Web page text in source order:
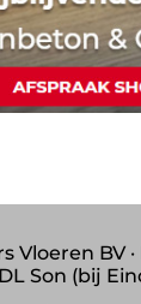
Vloeren BV
DL Son (bij